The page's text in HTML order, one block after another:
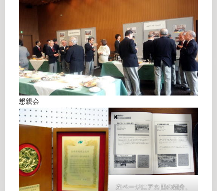
懇親会
左ページにアカ団の紹介、